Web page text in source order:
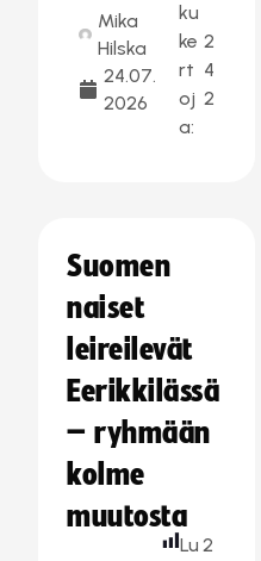
Mika
Hilska
24.07.
2026
ku
ke
rt
oj
a:
2
4
2
Suomen
naiset
leireilevät
Eerikkilässä
– ryhmään
kolme
muutosta
Lu 2